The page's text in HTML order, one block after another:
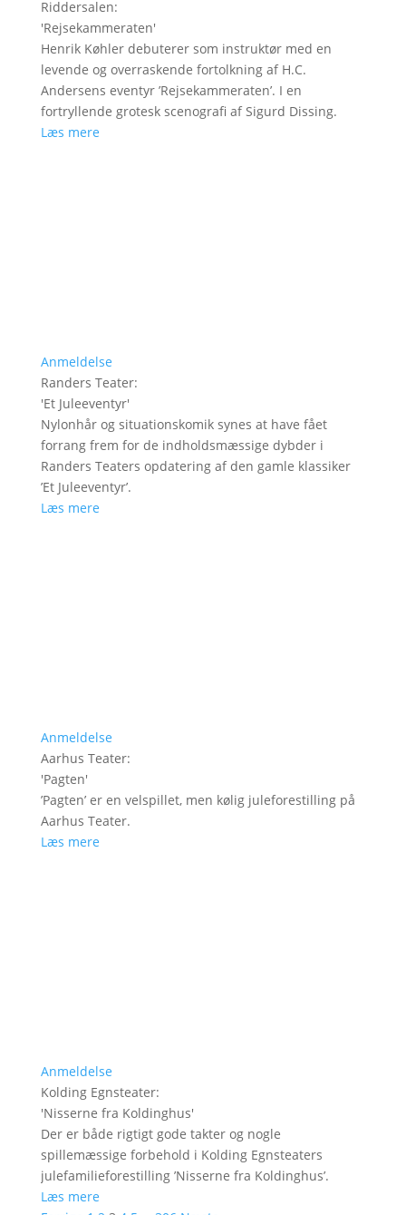
Riddersalen:
'Rejsekammeraten'
Henrik Køhler debuterer som instruktør med en
levende og overraskende fortolkning af H.C.
Andersens eventyr ’Rejsekammeraten’. I en
fortryllende grotesk scenografi af Sigurd Dissing.
Læs mere
Anmeldelse
Randers Teater:
'Et Juleeventyr'
Nylonhår og situationskomik synes at have fået
forrang frem for de indholdsmæssige dybder i
Randers Teaters opdatering af den gamle klassiker
’Et Juleeventyr’.
Læs mere
Anmeldelse
Aarhus Teater:
'Pagten'
’Pagten’ er en velspillet, men kølig juleforestilling på
Aarhus Teater.
Læs mere
Anmeldelse
Kolding Egnsteater:
'Nisserne fra Koldinghus'
Der er både rigtigt gode takter og nogle
spillemæssige forbehold i Kolding Egnsteaters
julefamilieforestilling ’Nisserne fra Koldinghus’.
Læs mere